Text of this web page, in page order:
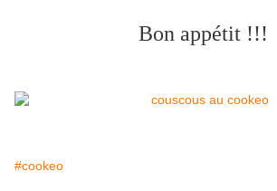
Bon appétit !!!
#cookeo